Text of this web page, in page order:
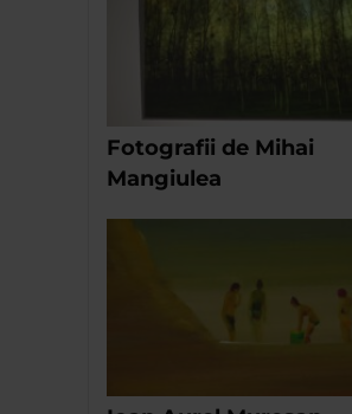
Fotografii de Mihai
Mangiulea